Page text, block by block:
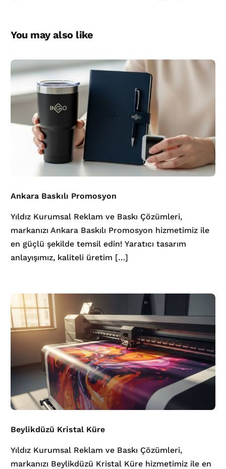
You may also like
Ankara Baskılı Promosyon
Yıldız Kurumsal Reklam ve Baskı Çözümleri,
markanızı Ankara Baskılı Promosyon hizmetimiz ile
en güçlü şekilde temsil edin! Yaratıcı tasarım
anlayışımız, kaliteli üretim […]
Beylikdüzü Kristal Küre
Yıldız Kurumsal Reklam ve Baskı Çözümleri,
markanızı Beylikdüzü Kristal Küre hizmetimiz ile en